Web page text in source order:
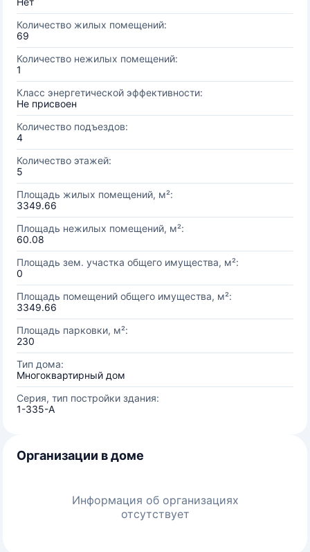
Количество жилых помещений:
69
Количество нежилых помещений:
1
Класс энергетической эффективности:
Не присвоен
Количество подъездов:
4
Количество этажей:
5
Площадь жилых помещений, м²:
3349.66
Площадь нежилых помещений, м²:
60.08
Площадь зем. участка общего имущества, м²:
0
Площадь помещений общего имущества, м²:
3349.66
Площадь парковки, м²:
230
Тип дома:
Многоквартирный дом
Серия, тип постройки здания:
1-335-A
Организации в доме
Информация об организациях
отсутствует